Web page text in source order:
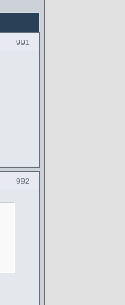
991
992